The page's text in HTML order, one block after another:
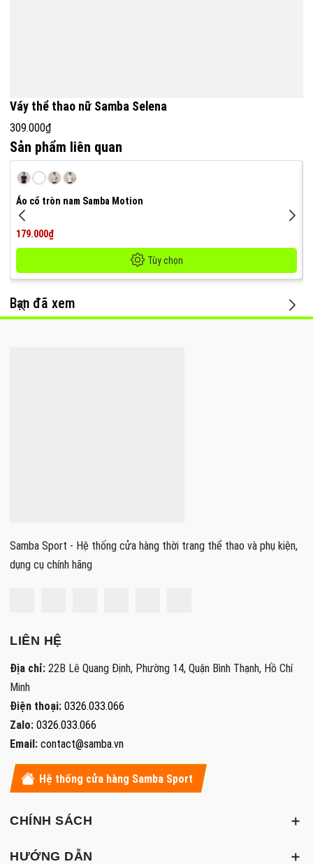
Váy thể thao nữ Samba Selena
309.000₫
Sản phẩm liên quan
Áo cổ tròn nam Samba Motion
179.000₫
Tùy chọn
Bạn đã xem
Samba Sport - Hệ thống cửa hàng thời trang thể thao và phụ kiện,
dụng cụ chính hãng
LIÊN HỆ
Địa chỉ: 22B Lê Quang Định, Phường 14, Quận Bình Thạnh, Hồ Chí
Minh
Điện thoại: 0326.033.066
Zalo: 0326.033.066
Email: contact@samba.vn
Hệ thống cửa hàng Samba Sport
CHÍNH SÁCH
HƯỚNG DẪN